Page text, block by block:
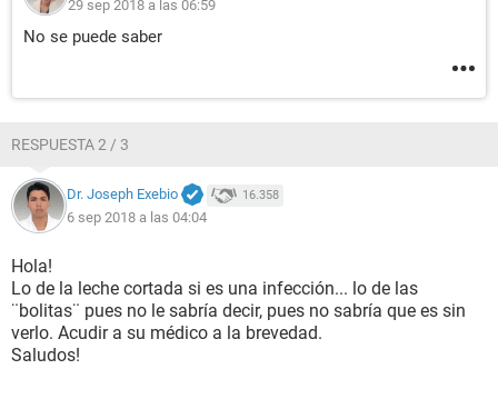
29 sep 2018 a las 06:59
No se puede saber
RESPUESTA 2 / 3
Dr. Joseph Exebio 16.358
6 sep 2018 a las 04:04
Hola!
Lo de la leche cortada si es una infección... lo de las
¨bolitas¨ pues no le sabría decir, pues no sabría que es sin
verlo. Acudir a su médico a la brevedad.
Saludos!